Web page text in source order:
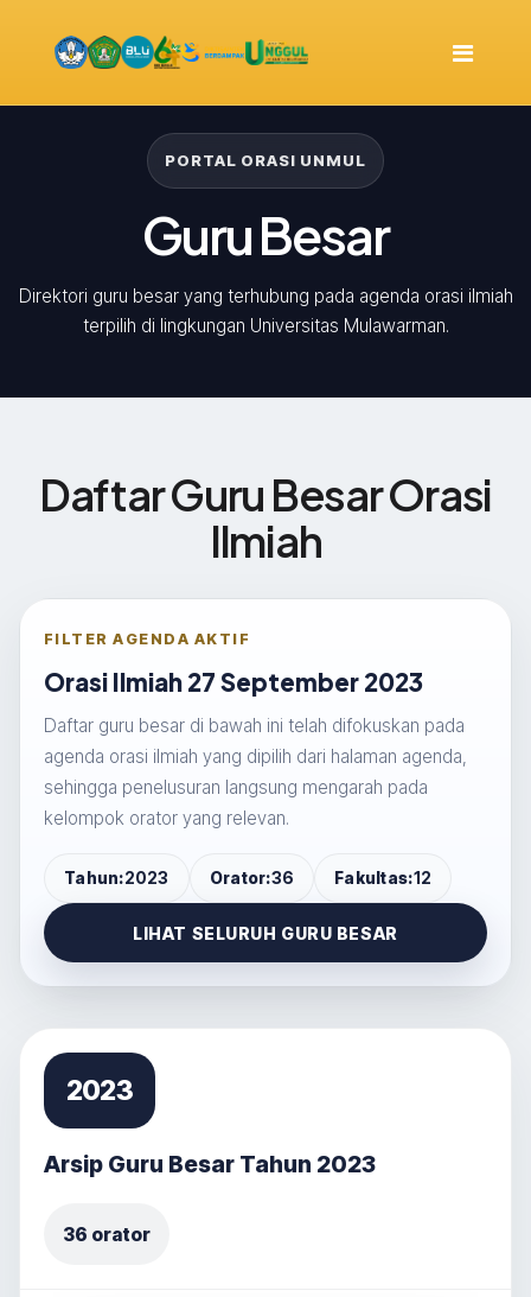
PORTAL ORASI UNMUL
Guru Besar
Direktori guru besar yang terhubung pada agenda orasi ilmiah
terpilih di lingkungan Universitas Mulawarman.
Daftar Guru Besar Orasi
Ilmiah
FILTER AGENDA AKTIF
Orasi Ilmiah 27 September 2023
Daftar guru besar di bawah ini telah difokuskan pada
agenda orasi ilmiah yang dipilih dari halaman agenda,
sehingga penelusuran langsung mengarah pada
kelompok orator yang relevan.
Tahun:2023 Orator:36 Fakultas:12
LIHAT SELURUH GURU BESAR
2023
Arsip Guru Besar Tahun 2023
36 orator